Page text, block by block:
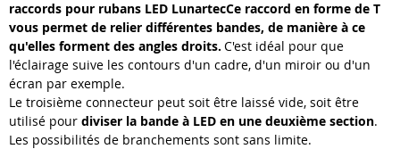
raccords pour rubans LED LunartecCe raccord en forme de T
vous permet de relier différentes bandes, de manière à ce
qu'elles forment des angles droits. C'est idéal pour que
l'éclairage suive les contours d'un cadre, d'un miroir ou d'un
écran par exemple.
Le troisième connecteur peut soit être laissé vide, soit être
utilisé pour diviser la bande à LED en une deuxième section.
Les possibilités de branchements sont sans limite.